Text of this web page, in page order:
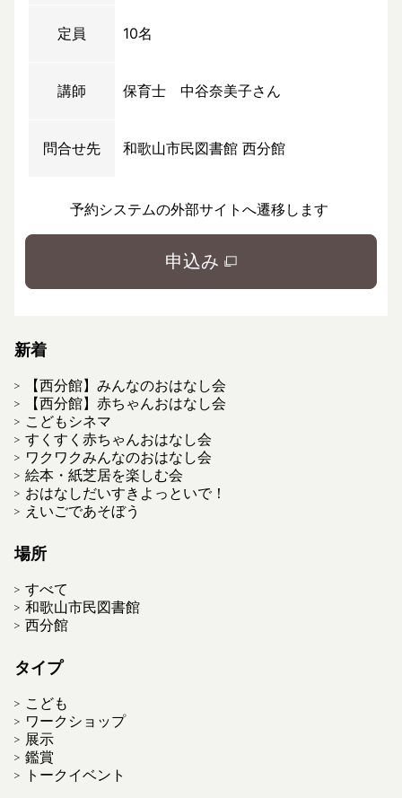
定員 10名
講師 保育士 中谷奈美子さん
問合せ先 和歌山市民図書館 西分館
予約システムの外部サイトへ遷移します
申込み
新着
【西分館】みんなのおはなし会
【西分館】赤ちゃんおはなし会
こどもシネマ
すくすく赤ちゃんおはなし会
ワクワクみんなのおはなし会
絵本・紙芝居を楽しむ会
おはなしだいすきよっといで！
えいごであそぼう
場所
すべて
和歌山市民図書館
西分館
タイプ
こども
ワークショップ
展示
鑑賞
トークイベント